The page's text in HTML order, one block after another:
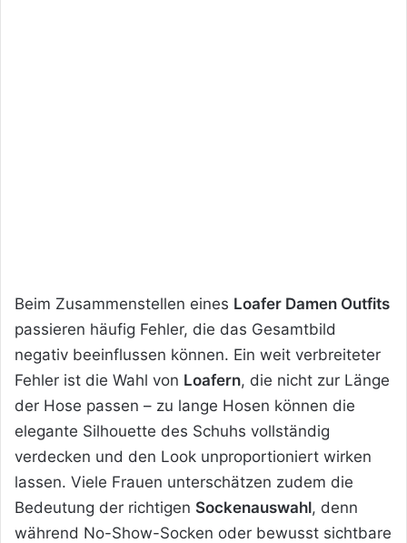
Beim Zusammenstellen eines Loafer Damen Outfits
passieren häufig Fehler, die das Gesamtbild
negativ beeinflussen können. Ein weit verbreiteter
Fehler ist die Wahl von Loafern, die nicht zur Länge
der Hose passen – zu lange Hosen können die
elegante Silhouette des Schuhs vollständig
verdecken und den Look unproportioniert wirken
lassen. Viele Frauen unterschätzen zudem die
Bedeutung der richtigen Sockenauswahl, denn
während No-Show-Socken oder bewusst sichtbare